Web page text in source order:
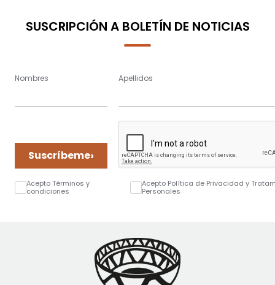
SUSCRIPCIÓN A BOLETÍN DE NOTICIAS
Nombres Apellidos
Suscríbeme›
Acepto Términos y
condiciones
Acepto Política de Privacidad y
Personales